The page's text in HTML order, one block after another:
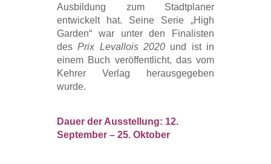
Ausbildung zum Stadtplaner
entwickelt hat. Seine Serie „High
Garden“ war unter den Finalisten
desPrix Levallois 2020 und ist in
einem Buch veröffentlicht, das vom
Kehrer Verlag herausgegeben
wurde.
Dauer der Ausstellung: 12.
September – 25. Oktober